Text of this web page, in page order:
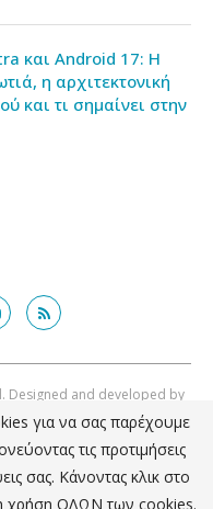
και Android 17: Η
η αρχιτεκτονική
και τι σημαίνει στην
Designed and developed by
για να σας παρέχουμε
τις προτιμήσεις
σας. Κάνοντας κλικ στο
χρήση ΟΛΩΝ των cookies.